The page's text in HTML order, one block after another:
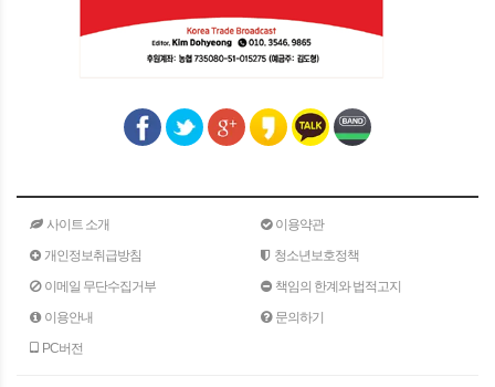
사이트 소개
이용약관
개인정보취급방침
청소년보호정책
이메일 무단수집거부
책임의 한계와 법적고지
이용안내
문의하기
PC버전